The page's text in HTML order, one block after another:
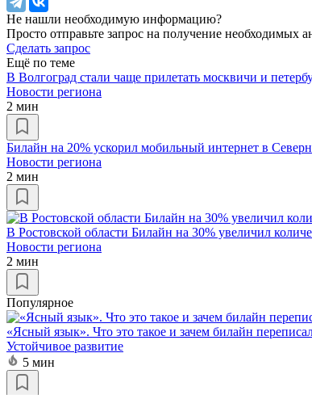
Не нашли необходимую информацию?
Просто отправьте запрос на получение
Сделать запрос
Ещё по теме
В Волгоград стали чаще прилетать москвичи и
Новости региона
2 мин
Билайн на 20% ускорил мобильный интернет в
Новости региона
2 мин
В Ростовской области Билайн на 30% увеличил
Новости региона
2 мин
Популярное
«Ясный язык». Что это такое и зачем билайн
Устойчивое развитие
5 мин